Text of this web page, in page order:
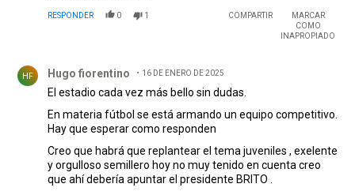
RESPONDER 0 1 COMPARTIR
MARCAR
COMO
INAPROPIADO
HF Hugo fiorentino 16 DE ENERO DE 2025
El estadio cada vez más bello sin dudas.
En materia fútbol se está armando un equipo competitivo.
Hay que esperar como responden
Creo que habrá que replantear el tema juveniles , exelente
y orgulloso semillero hoy no muy tenido en cuenta creo
que ahí debería apuntar el presidente BRITO .